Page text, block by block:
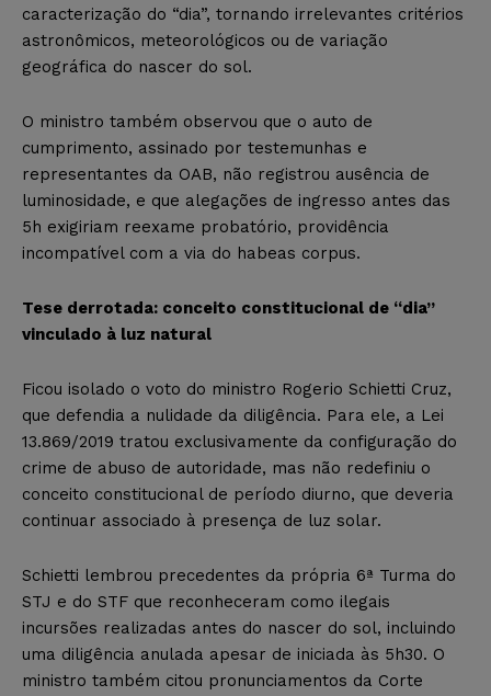
caracterização do “dia”, tornando irrelevantes critérios
astronômicos, meteorológicos ou de variação
geográfica do nascer do sol.
O ministro também observou que o auto de
cumprimento, assinado por testemunhas e
representantes da OAB, não registrou ausência de
luminosidade, e que alegações de ingresso antes das
5h exigiriam reexame probatório, providência
incompatível com a via do habeas corpus.
Tese derrotada: conceito constitucional de “dia”
vinculado à luz natural
Ficou isolado o voto do ministro Rogerio Schietti Cruz,
que defendia a nulidade da diligência. Para ele, a Lei
13.869/2019 tratou exclusivamente da configuração do
crime de abuso de autoridade, mas não redefiniu o
conceito constitucional de período diurno, que deveria
continuar associado à presença de luz solar.
Schietti lembrou precedentes da própria 6ª Turma do
STJ e do STF que reconheceram como ilegais
incursões realizadas antes do nascer do sol, incluindo
uma diligência anulada apesar de iniciada às 5h30. O
ministro também citou pronunciamentos da Corte